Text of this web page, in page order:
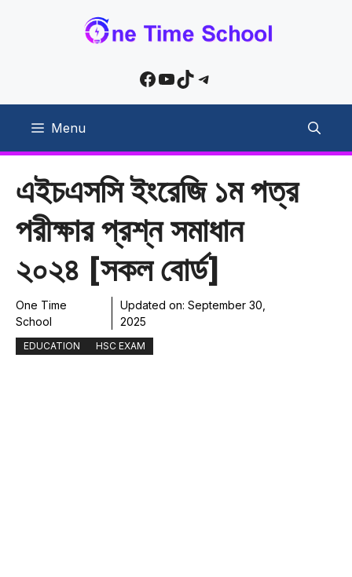
Facebook
YouTube
TikTokTelegram
Menu
এইচএসসি ইংরেজি ১ম পত্র
পরীক্ষার প্রশ্ন সমাধান
২০২৪ [সকল বোর্ড]
One Time
School
Updated on: September 30,
2025
EDUCATION HSC EXAM